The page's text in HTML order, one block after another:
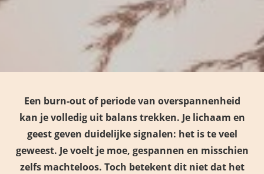
Een burn-out of periode van overspannenheid
kan je volledig uit balans trekken. Je lichaam en
geest geven duidelijke signalen: het is te veel
geweest. Je voelt je moe, gespannen en misschien
zelfs machteloos. Toch betekent dit niet dat het